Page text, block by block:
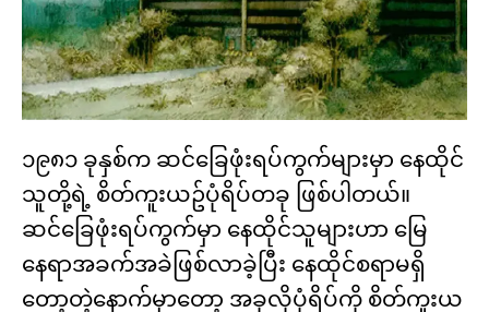
၁၉၈၁ ခုနှစ်က ဆင်ခြေဖုံးရပ်ကွက်များမှာ နေထိုင်
သူတို့ရဲ့ စိတ်ကူးယဥ်ပုံရိပ်တခု ဖြစ်ပါတယ်။
ဆင်ခြေဖုံးရပ်ကွက်မှာ နေထိုင်သူများဟာ မြေ
နေရာအခက်အခဲဖြစ်လာခဲ့ပြီး နေထိုင်စရာမရှိ
တော့တဲ့နောက်မှာတော့ အခုလိုပုံရိပ်ကို စိတ်ကူးယ